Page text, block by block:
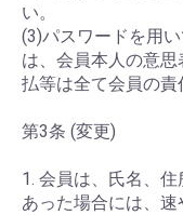
い。
(3)パスワードを用
は、会員本人の意
払等は全て会員の責
第3条 (変更)
1. 会員は、氏名、
あった場合には、